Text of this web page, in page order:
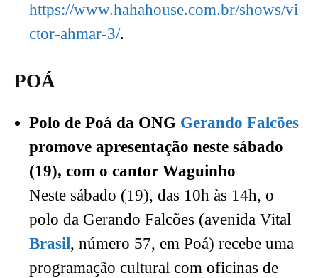
https://www.hahahouse.com.br/shows/vi
ctor-ahmar-3/.
POÁ
Polo de Poá da ONG Gerando Falcões
promove apresentação neste sábado
(19), com o cantor Waguinho
Neste sábado (19), das 10h às 14h, o
polo da Gerando Falcões (avenida Vital
Brasil, número 57, em Poá) recebe uma
programação cultural com oficinas de